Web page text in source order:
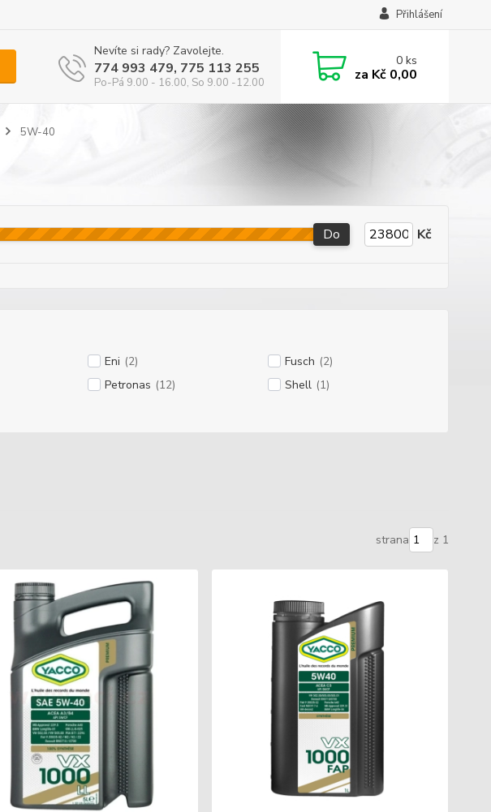
Přihlášení
Nevíte si rady? Zavolejte.
774 993 479, 775 113 255
Po-Pá 9.00 - 16.00, So 9.00 -12.00
0ks
za Kč 0,00
5W-40
Do Kč
Eni (2) Fusch (2)
Petronas (12) Shell (1)
strana z 1